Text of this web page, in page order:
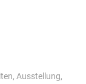
, Ausstellung,